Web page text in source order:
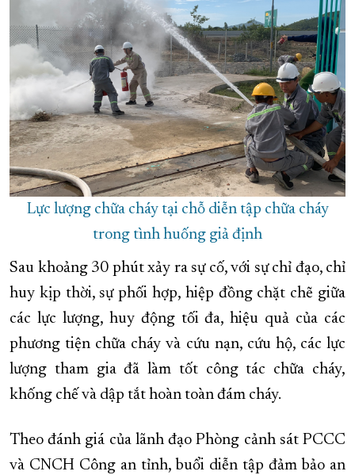
Lực lượng chữa cháy tại chỗ diễn tập chữa cháy
trong tình huống giả định
Sau khoảng 30 phút xảy ra sự cố, với sự chỉ đạo, chỉ
huy kịp thời, sự phối hợp, hiệp đồng chặt chẽ giữa
các lực lượng, huy động tối đa, hiệu quả của các
phương tiện chữa cháy và cứu nạn, cứu hộ, các lực
lượng tham gia đã làm tốt công tác chữa cháy,
khống chế và dập tắt hoàn toàn đám cháy.
Theo đánh giá của lãnh đạo Phòng cảnh sát PCCC
và CNCH Công an tỉnh, buổi diễn tập đảm bảo an